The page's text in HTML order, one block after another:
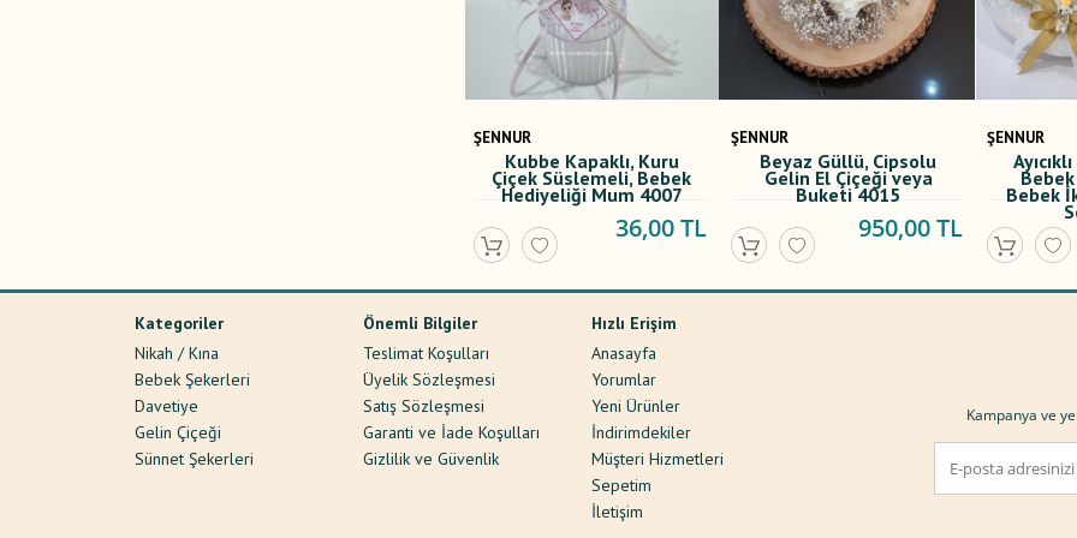
ŞENNUR
Beyaz Güllü, Cipsolu
Gelin El Çiçeği veya
Buketi 4015
950,00 TL
ŞENNUR
Ayıcıklı Bebek Sepeti,
Bebek Altın Yastığı,
Bebek İkram Kolonyası
2.150,00 TL
ŞENNUR
Jüt
Sünnet,
Kategoriler
Nikah / Kına
Bebek Şekerleri
Davetiye
Gelin Çiçeği
Sünnet Şekerleri
Önemli Bilgiler
Teslimat Koşulları
Üyelik Sözleşmesi
Satış Sözleşmesi
Garanti ve İade Koşulları
Gizlilik ve Güvenlik
Hızlı Erişim
Anasayfa
Yorumlar
Yeni Ürünler
İndirimdekiler
Müşteri Hizmetleri
Sepetim
İletişim
Kampanya ve